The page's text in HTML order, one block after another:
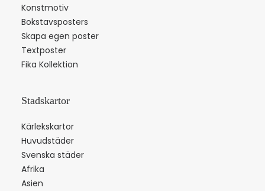
Konstmotiv
Bokstavsposters
Skapa egen poster
Textposter
Fika Kollektion
Stadskartor
Kärlekskartor
Huvudstäder
Svenska städer
Afrika
Asien